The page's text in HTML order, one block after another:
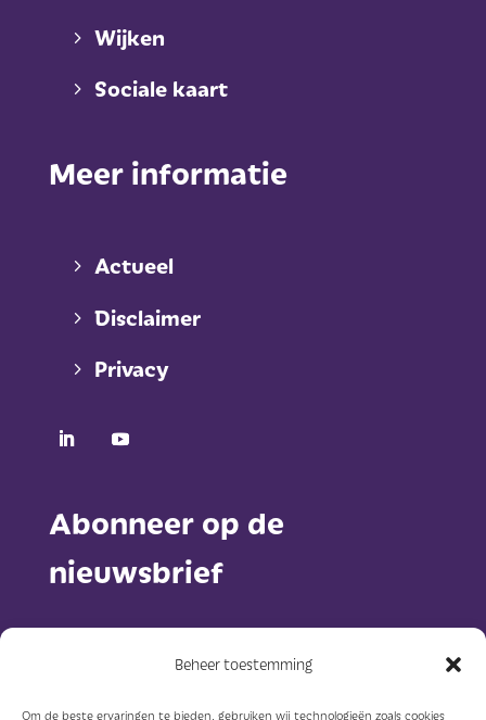
Beheer toestemming
Om de beste ervaringen te bieden, gebruiken wij technologieën zoals cookies
Wijken
Sociale kaart
Meer informatie
Actueel
Disclaimer
Privacy
Abonneer op de
nieuwsbrief